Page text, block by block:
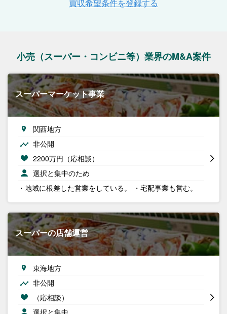
小売（スーパー・コンビニ等）業界のM&A案件
スーパーマーケット事業
関西地方
非公開
2200万円（応相談）
選択と集中のため
・地域に根差した営業をしている。 ・宅配事業も営む。
スーパーの店舗運営
東海地方
非公開
（応相談）
選択と集中